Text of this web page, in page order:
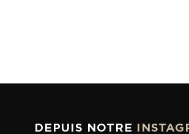
DEPUIS NOTRE